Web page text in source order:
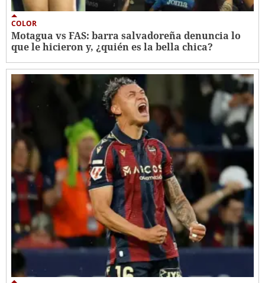
COLOR
Motagua vs FAS: barra salvadoreña denuncia lo
que le hicieron y, ¿quién es la bella chica?